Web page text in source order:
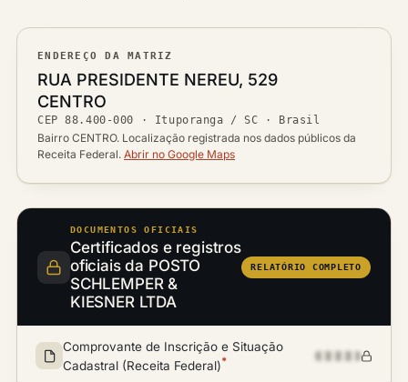
ENDEREÇO DA MATRIZ
Logradouro
RUA PRESIDENTE NEREU, 529
Bairro
CENTRO
CEP
CEP88.400-000 ·
Cidade / UF
Ituporanga / SC · Brasil
Bairro CENTRO. Localização registrada nos dados públicos da
Receita Federal. Abrir no Google Maps
DOCUMENTOS OFICIAIS
Certificados e registros
oficiais da POSTO
SCHLEMPER &
KIESNER LTDA
RELATÓRIO COMPLETO
Comprovante de Inscrição e Situação
Cadastral (Receita Federal)*